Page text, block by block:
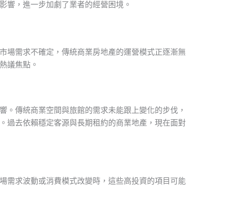
響，進一步加劇了業者的經營困境。
場需求不確定，傳統商業房地產的運營模式正逐漸無
議焦點。
。傳統商業空間與旅館的需求未能跟上變化的步伐，
過去依賴穩定客源與長期租約的商業地產，現在面對
需求波動或消費模式改變時，這些高投資的項目可能